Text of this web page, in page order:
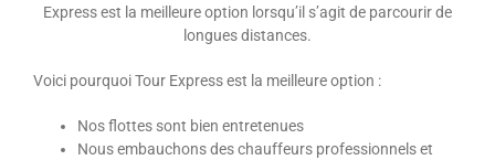
Express est la meilleure option lorsqu’il s’agit de parcourir de
longues distances.
Voici pourquoi Tour Express est la meilleure option :
Nos flottes sont bien entretenues
Nous embauchons des chauffeurs professionnels et